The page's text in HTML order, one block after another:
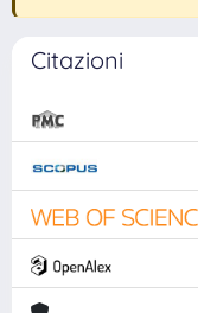
Citazioni